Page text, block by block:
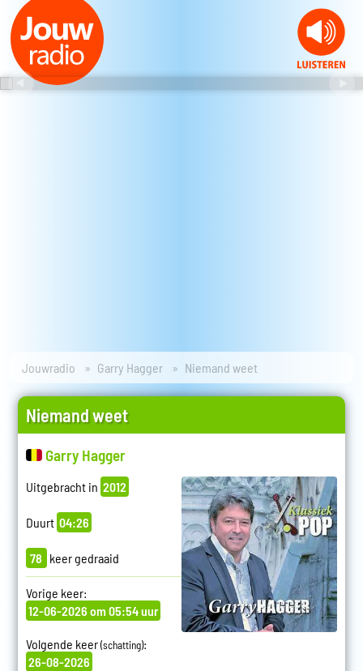
Jouwradio Garry Hagger Niemand weet
Niemand weet
Garry Hagger
Uitgebracht in 2012
Duurt 04:26
78 keer gedraaid
Vorige keer:
12-06-2026 om 05:54 uur
Volgende keer(schatting):
26-08-2026